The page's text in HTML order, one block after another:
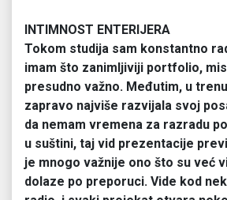
INTIMNOST ENTERIJERA
Tokom studija sam konstantno
imam što zanimljiviji portfolio,
presudno važno. Međutim, u
zapravo najviše razvijala svoj
da nemam vremena za razradu
u suštini, taj vid prezentacije
je mnogo važnije ono što su već
dolaze po preporuci. Vide kod